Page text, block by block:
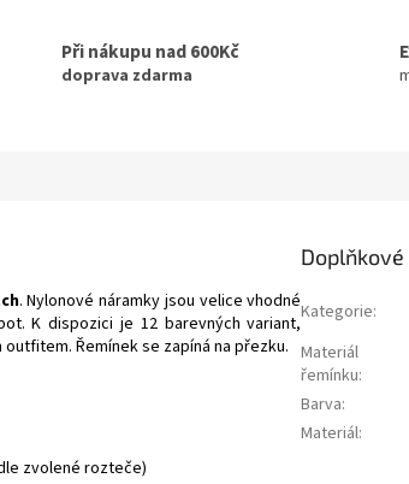
Při nákupu nad 600Kč
doprava zdarma
. Nylonové náramky jsou velice vhodné
K dispozici je 12 barevných variant,
Řemínek se zapíná na přezku.
zvolené rozteče)
Kategorie:
Materiál
řemínku:
Barva:
Materiál: